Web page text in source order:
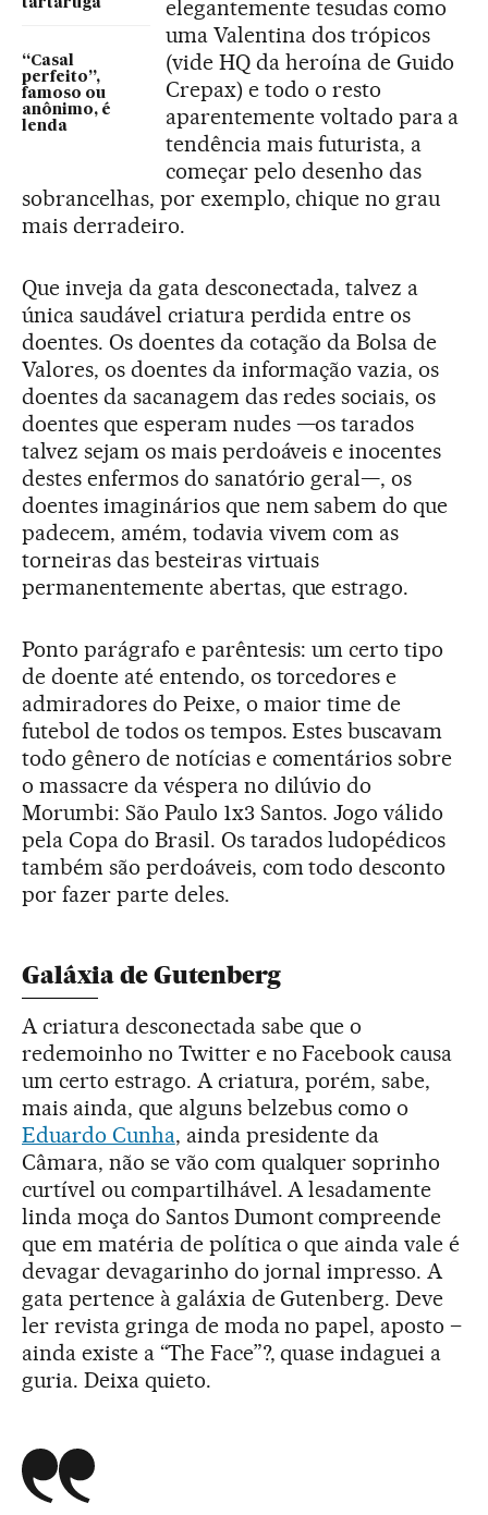
tartaruga
“Casal
perfeito”,
famoso ou
anônimo, é
lenda
elegantemente tesudas como
uma Valentina dos trópicos
(vide HQ da heroína de Guido
Crepax) e todo o resto
aparentemente voltado para a
tendência mais futurista, a
começar pelo desenho das
sobrancelhas, por exemplo, chique no grau
mais derradeiro.
Que inveja da gata desconectada, talvez a
única saudável criatura perdida entre os
doentes. Os doentes da cotação da Bolsa de
Valores, os doentes da informação vazia, os
doentes da sacanagem das redes sociais, os
doentes que esperam nudes —os tarados
talvez sejam os mais perdoáveis e inocentes
destes enfermos do sanatório geral—, os
doentes imaginários que nem sabem do que
padecem, amém, todavia vivem com as
torneiras das besteiras virtuais
permanentemente abertas, que estrago.
Ponto parágrafo e parêntesis: um certo tipo
de doente até entendo, os torcedores e
admiradores do Peixe, o maior time de
futebol de todos os tempos. Estes buscavam
todo gênero de notícias e comentários sobre
o massacre da véspera no dilúvio do
Morumbi: São Paulo 1x3 Santos. Jogo válido
pela Copa do Brasil. Os tarados ludopédicos
também são perdoáveis, com todo desconto
por fazer parte deles.
Galáxia de Gutenberg
A criatura desconectada sabe que o
redemoinho no Twitter e no Facebook causa
um certo estrago. A criatura, porém, sabe,
mais ainda, que alguns belzebus como o
Eduardo Cunha, ainda presidente da
Câmara, não se vão com qualquer soprinho
curtível ou compartilhável. A lesadamente
linda moça do Santos Dumont compreende
que em matéria de política o que ainda vale é
devagar devagarinho do jornal impresso. A
gata pertence à galáxia de Gutenberg. Deve
ler revista gringa de moda no papel, aposto –
ainda existe a “The Face”?, quase indaguei a
guria. Deixa quieto.